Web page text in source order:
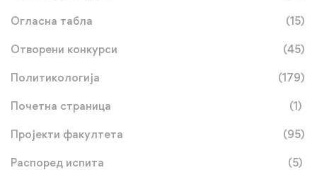
Огласна табла (15)
Отворени конкурси (45)
Политикологија (179)
Почетна страница (1)
Пројекти факултета (95)
Распоред испита (5)